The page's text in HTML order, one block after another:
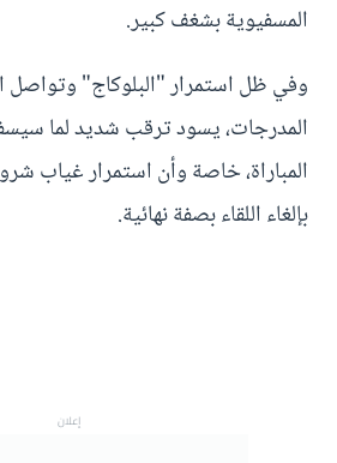
المسفيوية بشغف كبير.
وفي ظل استمرار "البلوكاج" وتواصل
المدرجات، يسود ترقب شديد لما
المباراة، خاصة وأن استمرار غياب
بإلغاء اللقاء بصفة نهائية.
إعلان